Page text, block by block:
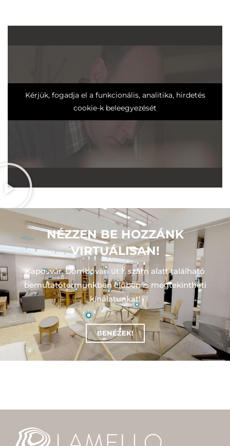
Kérjük, fogadja el a funkcionális, analitika, hirdetés
cookie-k beleegyezését
NÉZZEN BE HOZZÁNK
VIRTUÁLISAN!
Kaposvár, Dombóvári út 1. szám alatt található
bemutatótermünkben előben is megtekintheti
kínálatunkat!
BENÉZEK!